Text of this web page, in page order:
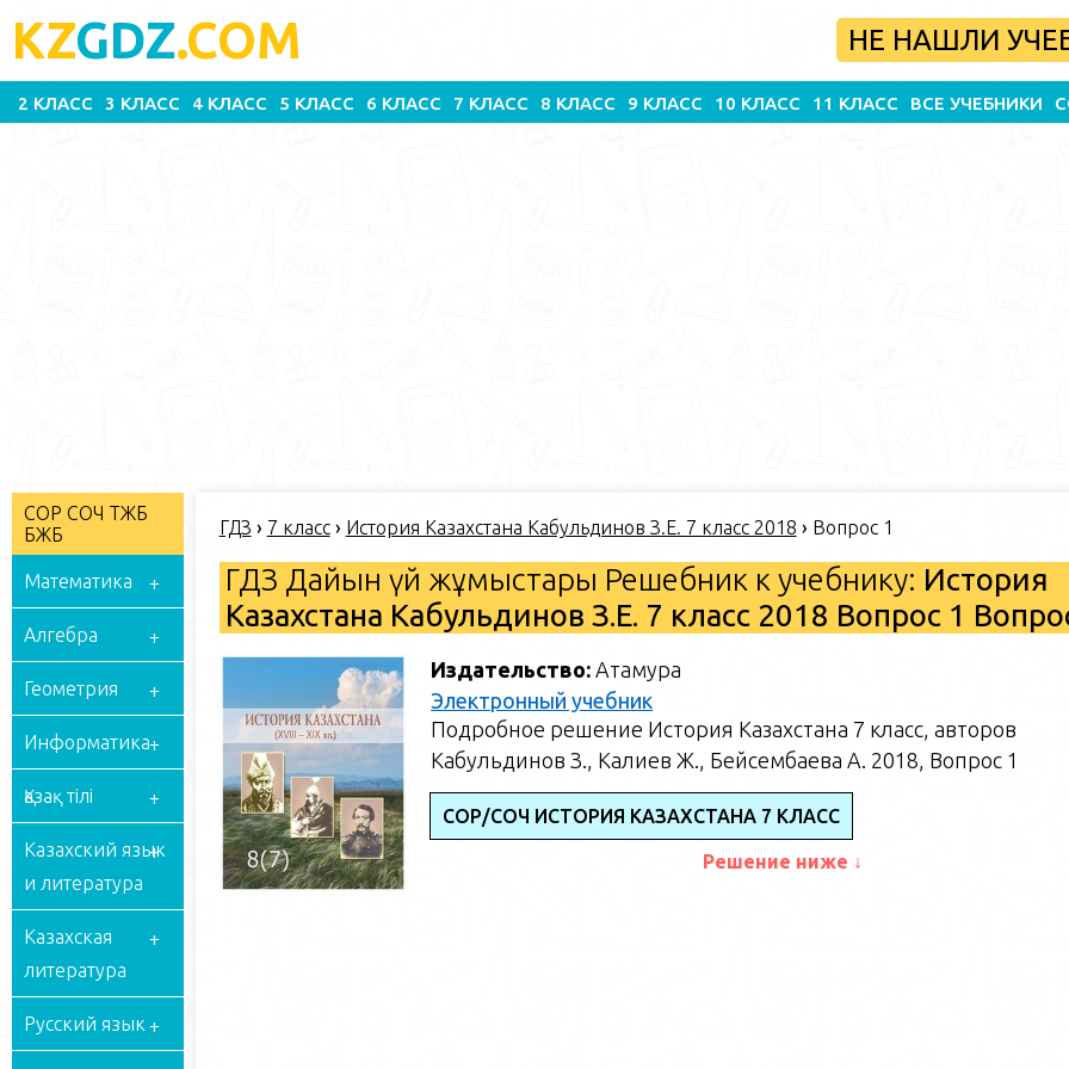
KZGDZ.COM НЕ НАШЛИ
2 КЛАСС 3 КЛАСС 4 КЛАСС 5 КЛАСС 6 КЛАСС 7 КЛАСС 8 КЛАСС 9 КЛАСС 10 КЛАСС 11 КЛАСС ВСЕ УЧЕБНИКИ
СОР СОЧ ТЖБ
БЖБ
Математика
Алгебра
Геометрия
Информатика
Қазақ тілі
Казахский язык
и литература
Казахская
литература
Русский язык
ГДЗ › 7 класс› История Казахстана Кабульдинов З.Е. 7 класс 2018 › Вопрос 1
ГДЗ Дайын үй жұмыстары Решебник к учебнику: История
Казахстана Кабульдинов З.Е. 7 класс 2018 Вопрос 1
Издательство:Атамура
Электронный учебник
Подробное решение История Казахстана 7 класс, авторов
Кабульдинов З., Калиев Ж., Бейсембаева А. 2018, Вопрос 1
СОР/СОЧ ИСТОРИЯ КАЗАХСТАНА 7 КЛАСС
Решение ниже ↓